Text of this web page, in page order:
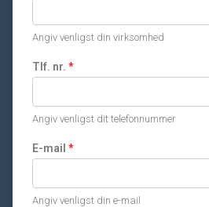
Angiv venligst din virksomhed
Tlf. nr. *
Angiv venligst dit telefonnummer
E-mail *
Angiv venligst din e-mail